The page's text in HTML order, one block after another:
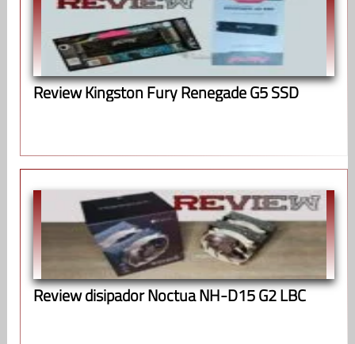
Review Kingston Fury Renegade G5 SSD
Review disipador Noctua NH-D15 G2 LBC